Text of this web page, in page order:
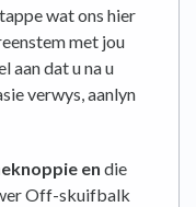
wat ons hier
met jou
aan dat u na u
verwys, aanlyn
en die
Off-skuifbalk